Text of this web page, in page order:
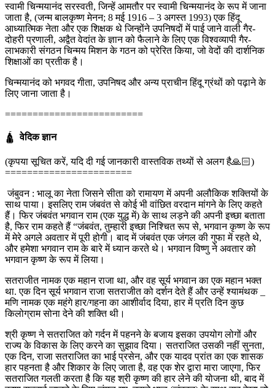
स्वामी चिन्मयानंद सरस्वती, जिन्हें आमतौर पर स्वामी चिन्मयानंद के रूप में जाना
जाता है, (जन्म बालकृष्ण मेनन; 8 मई 1916 – 3 अगस्त 1993) एक हिंदू
आध्यात्मिक नेता और एक शिक्षक थे जिन्होंने उपनिषदों में पाई जाने वाली गैर-
दोहरी प्रणाली, अद्वैत वेदांत के ज्ञान को फैलाने के लिए एक विश्वव्यापी गैर-
लाभकारी संगठन चिन्मय मिशन के गठन को प्रेरित किया, जो वेदों की दार्शनिक
शिक्षाओं का प्रतीक है।
चिन्मयानंद को भगवद गीता, उपनिषद और अन्य प्राचीन हिंदू ग्रंथों को पढ़ाने के
लिए जाना जाता है।
=========================
🛕वेदिक ज्ञान
(कृपया सूचित करें, यदि दी गई जानकारी वास्तविक तथ्यों से अलग है🙏🏻)
=======================
जंबुवन : भालू का नेता जिसने सीता को रामायण में अपनी अलौकिक शक्तियों के
साथ पाया। इसलिए राम जंबवंत से कोई भी वांछित वरदान मांगने के लिए कहते
हैं। फिर जंबवंत भगवान राम (एक युद्ध में) के साथ लड़ने की अपनी इच्छा बताता
है, फिर राम कहते हैं “जंबवंत, तुम्हारी इच्छा निश्चित रूप से, भगवान कृष्ण के रूप
में मेरे अगले अवतार में पूरी होगी। बाद में जंबवंत एक जंगल की गुफा में रहते थे,
और हमेशा भगवान राम के बारे में ध्यान करते थे। भगवान विष्णु ने अवतार को
भगवान कृष्ण के रूप में लिया।
सतराजीत नामक एक महान राजा था, और वह सूर्य भगवान का एक महान भक्त
था. एक दिन सूर्य भगवान राजा सतराजीत को दर्शन देते हैं और उन्हें श्यामंथक _
मणि नामक एक महंगे हार/गहना का आशीर्वाद दिया, हार में प्रति दिन कुछ
किलोग्राम सोना देने की शक्ति थी।
श्री कृष्ण ने सतराजित को गर्दन में पहनने के बजाय इसका उपयोग लोगों और
राज्य के विकास के लिए करने का सुझाव दिया। सतराजित उसकी नहीं सुनता,
एक दिन, राजा सतराजित का भाई प्रसेन, और एक यादव प्रांत का एक शासक
हार पहनता है और शिकार के लिए जाता है, वह एक शेर द्वारा मारा जाएगा, फिर
सतराजित गलती करता है कि यह श्री कृष्ण की हार लेने की योजना थी, बाद में